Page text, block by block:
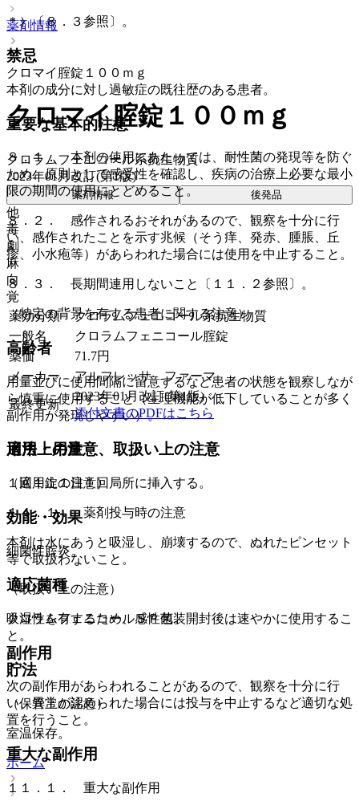
＊）〔８．３参照〕。
禁忌
本剤の成分に対し過敏症の既往歴のある患者。
重要な基本的注意
８．１． 本剤の使用にあたっては、耐性菌の発現等を防ぐ
ため、原則として感受性を確認し、疾病の治療上必要な最小
限の期間の使用にとどめること。
８．２． 感作されるおそれがあるので、観察を十分に行
い、感作されたことを示す兆候（そう痒、発赤、腫脹、丘
疹、小水疱等）があらわれた場合には使用を中止すること。
８．３． 長期間連用しないこと〔１１．２参照〕。
（特定の背景を有する患者に関する注意）
高齢者
用量並びに使用間隔に留意するなど患者の状態を観察しなが
ら慎重に使用すること（生理機能が低下していることが多く
副作用が発現しやすい）。
適用上の注意、取扱い上の注意
（適用上の注意）
１４．１． 薬剤投与時の注意
本剤は水にあうと吸湿し、崩壊するので、ぬれたピンセット
等で取扱わないこと。
（取扱い上の注意）
吸湿性を有するため、ＳＰ包装開封後は速やかに使用するこ
と。
貯法
（保管上の注意）
室温保存。
ホーム
薬剤情報
クロマイ腟錠１００ｍｇ
クロマイ腟錠１００ｍｇ
クロラムフェニコール系抗生物質
2023年01月改訂(第1版)
薬剤情報 後発品
他
毒
劇
麻
向
覚
薬効分類
クロラムフェニコール系抗生物質
一般名
クロラムフェニコール腟錠
薬価
71.7円
メーカー
アルフレッサ ファーマ
最終更新
2023年01月改訂(第1版)
添付文書のPDFはこちら
用法・用量
１回１錠１日１回局所に挿入する。
効能・効果
細菌性腟炎。
適応菌種
クロラムフェニコール感性菌。
副作用
次の副作用があらわれることがあるので、観察を十分に行
い、異常が認められた場合には投与を中止するなど適切な処
置を行うこと。
重大な副作用
１１．１． 重大な副作用